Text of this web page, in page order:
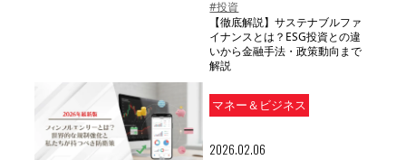
#投資
【徹底解説】サステナブルファ
イナンスとは？ESG投資との違
いから金融手法・政策動向まで
解説
マネー＆ビジネス
2026.02.06